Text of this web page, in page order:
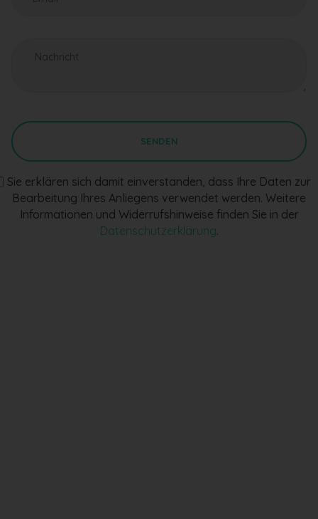
SENDEN
Sie erklären sich damit einverstanden, dass Ihre Daten zur
Bearbeitung Ihres Anliegens verwendet werden. Weitere
Informationen und Widerrufshinweise finden Sie in der
Datenschutzerklärung.